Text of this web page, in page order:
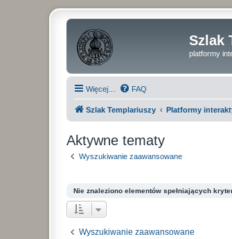
Szlak
platformy
Więcej… FAQ
Szlak Templariuszy Platformy
Aktywne tematy
Wyszukiwanie zaawansowane
Nie znaleziono elementów spełniających
Wyszukiwanie zaawansowane